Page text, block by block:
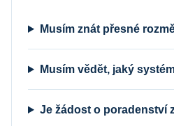
Musím znát přesné
Musím vědět, jaký
Je žádost o poradenství